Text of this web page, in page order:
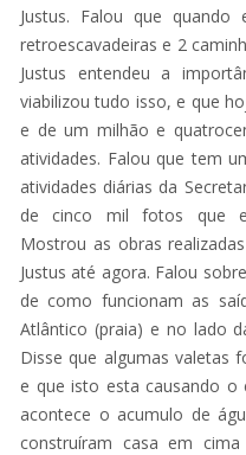
Justus. Falou que
retroescavadeiras e 2
Justus entendeu a
viabilizou tudo isso, e que
e de um milhão e
atividades. Falou que tem
atividades diárias da
de cinco mil fotos que
Mostrou as obras
Justus até agora. Falou
de como funcionam as
Atlântico (praia) e no lado
Disse que algumas valetas
e que isto esta causando o
acontece o acumulo de
construíram casa em